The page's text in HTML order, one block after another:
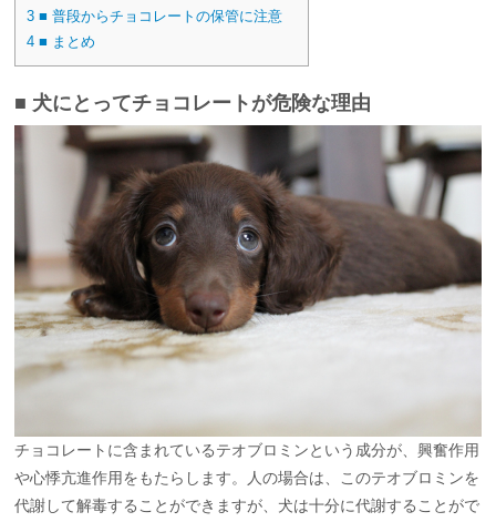
3 ■ 普段からチョコレートの保管に注意
4 ■ まとめ
■ 犬にとってチョコレートが危険な理由
チョコレートに含まれているテオブロミンという成分が、興奮作用
や心悸亢進作用をもたらします。人の場合は、このテオブロミンを
代謝して解毒することができますが、犬は十分に代謝することがで